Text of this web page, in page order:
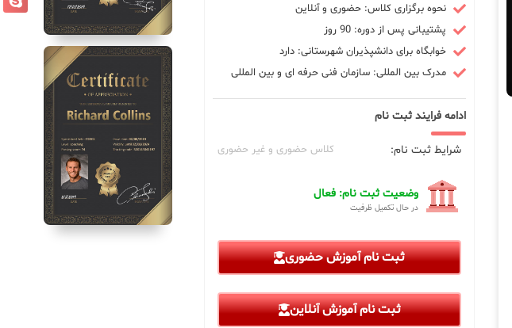
نحوه برگزاری کلاس: حضوری و آنلاین
پشتیبانی پس از دوره: 90 روز
خوابگاه برای دانشپذیران شهرستانی: دارد
مدرک بین المللی: سازمان فنی حرفه ای و بین المللی
ادامه فرایند ثبت نام
شرایط ثبت نام: کلاس حضوری و غیر حضوری
وضعیت ثبت نام: فعال
در حال تکمیل ظرفیت
ثبت نام آموزش حضوری
ثبت نام آموزش آنلاین